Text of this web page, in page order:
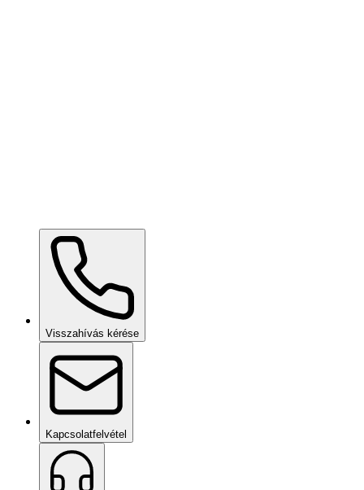
Ceramic Pro PPFkérésre
Visszahívás kérése
Kapcsolatfelvétel